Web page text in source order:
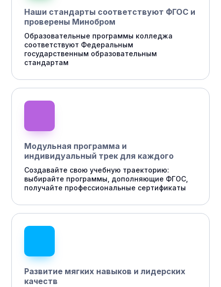
Наши стандарты соответствуют ФГОС и
проверены Минобром
Образовательные программы колледжа
соответствуют Федеральным
государственным образовательным
стандартам
Модульная программа и
индивидуальный трек для каждого
Создавайте свою учебную траекторию:
выбирайте программы, дополняющие ФГОС,
получайте профессиональные сертификаты
Развитие мягких навыков и лидерских
качеств